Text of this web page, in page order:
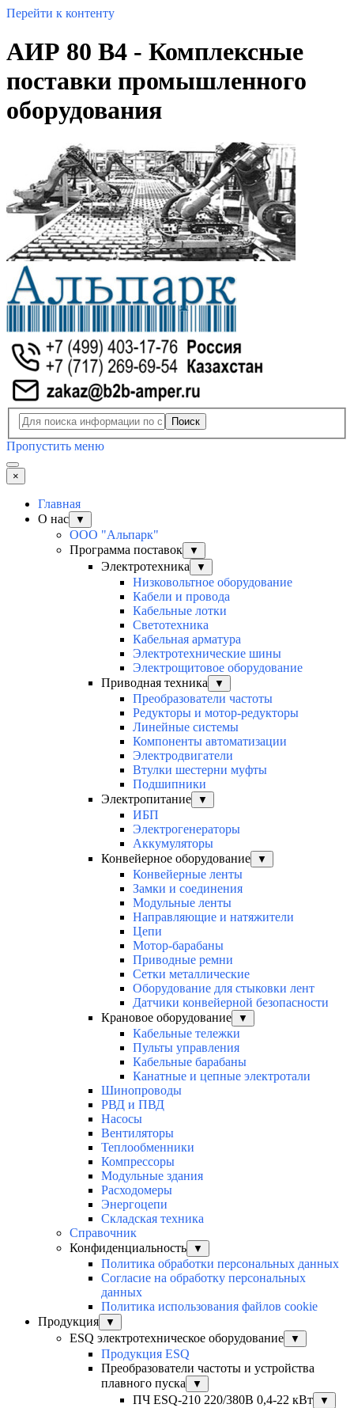
Перейти к контенту
АИР 80 B4 - Комплексные
поставки промышленного
оборудования
Поиск
Пропустить меню
×
Главная
О нас
▼
ООО "Альпарк"
Программа поставок
▼
Электротехника ▼
Низковольтное оборудование
Кабели и провода
Кабельные лотки
Светотехника
Кабельная арматура
Электротехнические шины
Электрощитовое оборудование
Приводная техника
▼
Преобразователи частоты
Редукторы и мотор-редукторы
Линейные системы
Компоненты автоматизации
Электродвигатели
Втулки шестерни муфты
Подшипники
Электропитание
▼
ИБП
Электрогенераторы
Аккумуляторы
Конвейерное оборудование
▼
Конвейерные ленты
Замки и соединения
Модульные ленты
Направляющие и натяжители
Цепи
Мотор-барабаны
Приводные ремни
Сетки металлические
Оборудование для стыковки лент
Датчики конвейерной безопасности
Крановое оборудование
▼
Кабельные тележки
Пульты управления
Кабельные барабаны
Канатные и цепные электротали
Шинопроводы
РВД и ПВД
Насосы
Вентиляторы
Теплообменники
Компрессоры
Модульные здания
Расходомеры
Энергоцепи
Складская техника
Справочник
Конфиденциальность
▼
Политика обработки персональных данных
Согласие на обработку персональных
данных
Политика использования файлов cookie
Продукция
▼
ESQ электротехническое оборудование ▼
Продукция ESQ
Преобразователи частоты и устройства
плавного пуска
▼
ПЧ ESQ-210 220/380В 0,4-22 кВт ▼